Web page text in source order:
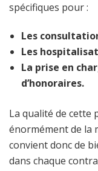
spécifiques pour :
Les
Les
La prise en
d’honoraires.
La qualité de cette
énormément de la
convient donc de
dans chaque